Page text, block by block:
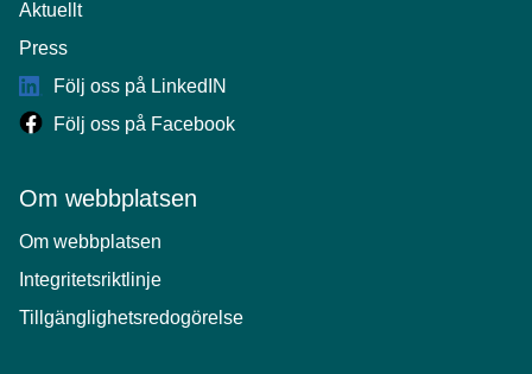
Aktuellt
Press
Följ oss på LinkedIN
Följ oss på Facebook
Om webbplatsen
Om webbplatsen
Integritetsriktlinje
Tillgänglighetsredogörelse